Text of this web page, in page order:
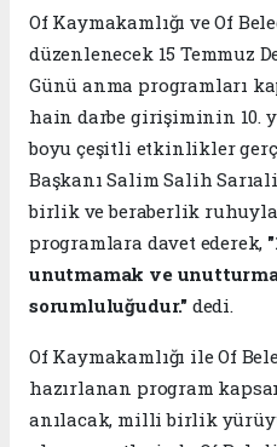
Of Kaymakamlığı ve Of
düzenlenecek 15 Temmuz
Günü anma programları
hain darbe girişiminin 10.
boyu çeşitli etkinlikler
Başkanı Salim Salih
birlik ve beraberlik
programlara davet ederek,
unutmamak ve
sorumluluğudur." dedi.
Of Kaymakamlığı ile Of
hazırlanan program
anılacak, milli birlik